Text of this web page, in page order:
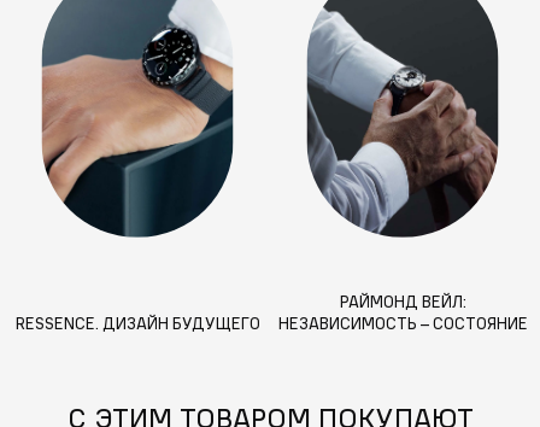
RESSENCE. ДИЗАЙН БУДУЩЕГО
РАЙМОНД ВЕЙЛ:
НЕЗАВИСИМОСТЬ – СОСТОЯНИЕ
С ЭТИМ ТОВАРОМ ПОКУПАЮТ